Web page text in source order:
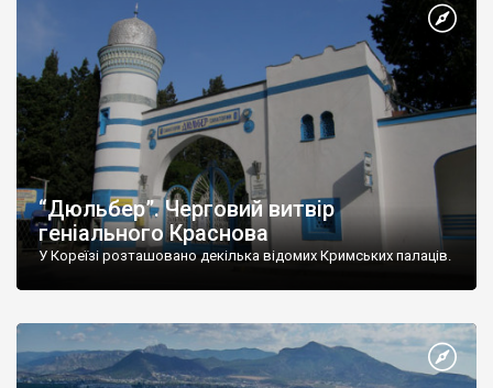
“Дюльбер”. Черговий витвір
геніального Краснова
У Кореїзі розташовано декілька відомих Кримських палаців.